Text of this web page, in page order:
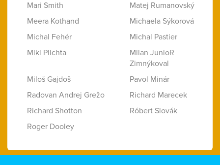
Mari Smith
Matej Rumanovský
Meera Kothand
Michaela Sýkorová
Michal Fehér
Michal Pastier
Miki Plichta
Milan JunioR
Zimnýkoval
Miloš Gajdoš
Pavol Minár
Radovan Andrej Grežo
Richard Marecek
Richard Shotton
Róbert Slovák
Roger Dooley